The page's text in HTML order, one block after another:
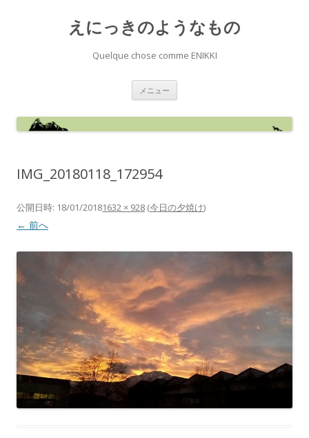
えにっきのようなもの
Quelque chose comme ENIKKI
メニュー
ン
へ
IMG_20180118_172954
公開日時: 18/01/20181632 × 928 (今日の夕焼け)
← 前へ